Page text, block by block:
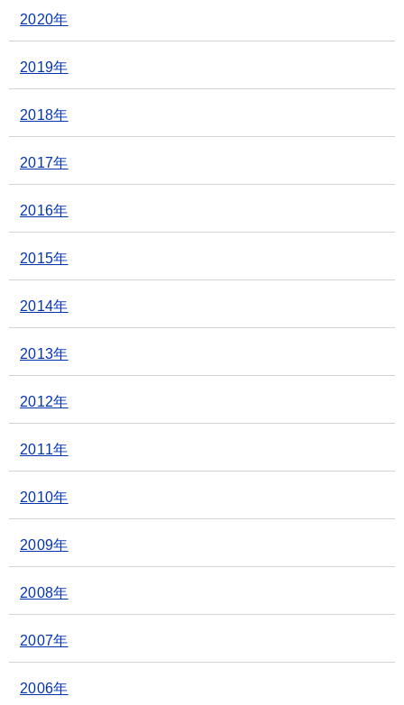
2020年
2019年
2018年
2017年
2016年
2015年
2014年
2013年
2012年
2011年
2010年
2009年
2008年
2007年
2006年